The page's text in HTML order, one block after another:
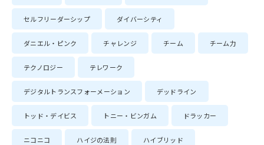
セルフリーダーシップ ダイバーシティ
ダニエル・ピンク チャレンジ チーム チーム力
テクノロジー テレワーク
デジタルトランスフォーメーション デッドライン
トッド・デイビス トニー・ビンガム ドラッカー
ニコニコ ハイジの法則 ハイブリッド